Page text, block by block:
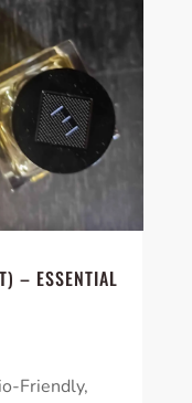
– ESSENTIAL
Friendly,